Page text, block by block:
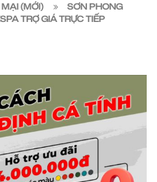
(MỚI)
SƠN PHONG
TRỢ GIÁ TRỰC TIẾP